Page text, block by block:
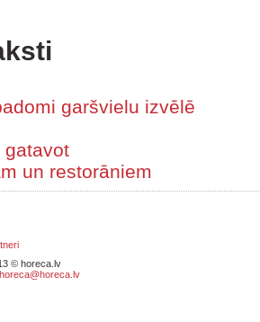
garšvielu izvēlē
gatavot
un restorāniem
© horeca.lv
horeca@horeca.lv